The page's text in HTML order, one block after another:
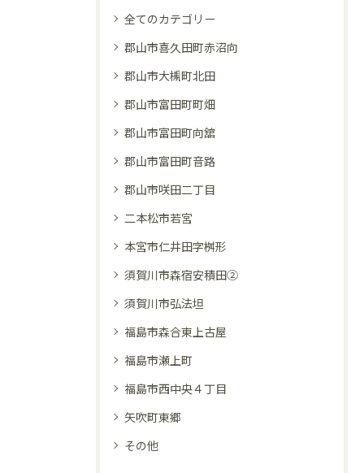
全てのカテゴリー
郡山市喜久田町赤沼向
郡山市大槻町北田
郡山市富田町町畑
郡山市富田町向舘
郡山市富田町音路
郡山市咲田二丁目
二本松市若宮
本宮市仁井田字桝形
須賀川市森宿安積田②
須賀川市弘法坦
福島市森合東上古屋
福島市瀬上町
福島市西中央４丁目
矢吹町東郷
その他